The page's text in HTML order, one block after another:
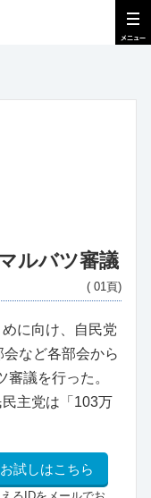
ルバツ審議
( 01頁)
に向け、自民党
など各部会から
議を行った。
主党は「103万
試しはこちら